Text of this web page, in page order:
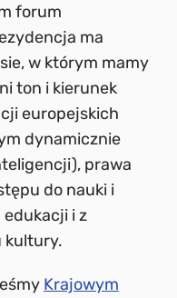
forum
ma
w którym mamy
ton i kierunek
europejskich
dynamicznie
prawa
do nauki i
i z
kultury.
Krajowym